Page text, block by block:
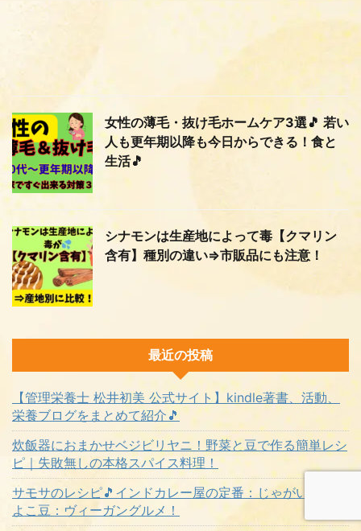
女性の薄毛・抜け毛ホームケア3選🎵 若い
人も更年期以降も今日からできる！食と
生活🎵
シナモンは生産地によって毒【クマリン
含有】種別の違い⇒市販品にも注意！
最近の投稿
【管理栄養士 松井初美 公式サイト】kindle著書、活動、
栄養ブログをまとめて紹介🎵
炊飯器におまかせベジビリヤニ！野菜と豆で作る簡単レシ
ピ｜失敗無しの本格スパイス料理！
サモサのレシピ🎵インドカレー屋の定番：じゃがいもとひ
よこ豆：ヴィーガングルメ！